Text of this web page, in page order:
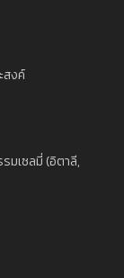
สงค์
มเซลมี่ (อิตาลี,